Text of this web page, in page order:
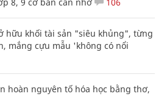
hữu khối tài sản "siêu khủng", từng
mắng cựu mẫu 'không có nổi
hoàn nguyên tố hóa học bằng thơ,